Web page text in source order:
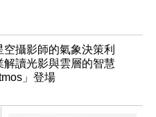
空攝影師的氣象決策利
解讀光影與雲層的智慧
」登場